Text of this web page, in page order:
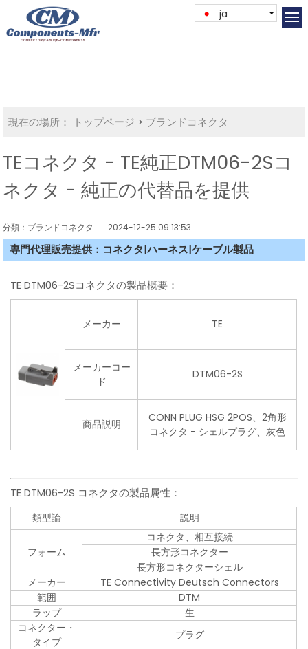
ja
現在の場所： トップページ > ブランドコネクタ
TEコネクタ - TE純正DTM06-2Sコ
ネクタ - 純正の代替品を提供
分類：ブランドコネクタ 2024-12-25 09:13:53
専門代理販売提供：コネクタ|ハーネス|ケーブル製品
TE DTM06-2Sコネクタの製品概要：
メーカー TE
メーカーコー
ド
DTM06-2S
商品説明
CONN PLUG HSG 2POS、2角形
コネクタ - シェルプラグ、灰色
TE DTM06-2S コネクタの製品属性：
類型論 説明
フォーム
コネクタ、相互接続
長方形コネクター
長方形コネクターシェル
メーカー
TE Connectivity Deutsch Connectors
範囲
DTM
ラップ
生
コネクター・
タイプ
プラグ